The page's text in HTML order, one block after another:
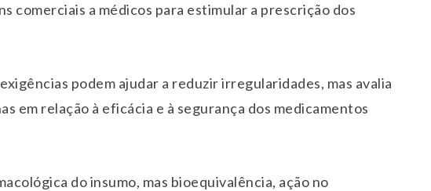
comerciais a médicos para estimular a prescrição dos
podem ajudar a reduzir irregularidades, mas avalia
em relação à eficácia e à segurança dos medicamentos
do insumo, mas bioequivalência, ação no